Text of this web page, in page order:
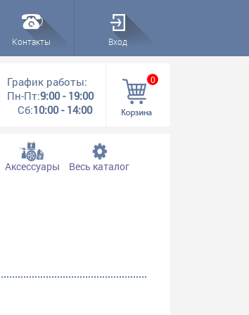
Контакты Вход
График работы:
Пн-Пт:9:00 - 19:00
Сб:10:00 - 14:00
0
Аксессуары Весь каталог